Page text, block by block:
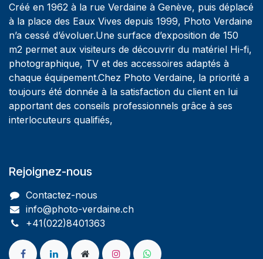
Créé en 1962 à la rue Verdaine à Genève, puis déplacé
à la place des Eaux Vives depuis 1999, Photo Verdaine
n’a cessé d’évoluer.Une surface d’exposition de 150
m2 permet aux visiteurs de découvrir du matériel Hi-fi,
photographique, TV et des accessoires adaptés à
chaque équipement.Chez Photo Verdaine, la priorité a
toujours été donnée à la satisfaction du client en lui
apportant des conseils professionnels grâce à ses
interlocuteurs qualifiés,
Rejoignez-nous
Contactez-nous
info@photo-verdaine.ch​
​​+41(022)8401363